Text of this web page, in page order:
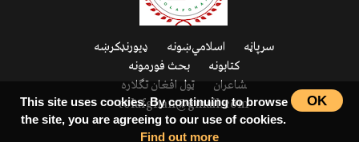
سرپاڼه اسلامي‌ښونه
ډیورنډ‌کرښه
کتابونه
بحث فورمونه
شاعران
ټول افغان تګلاره
tolafghan@gmail.com
OK
This site uses cookies. By continuing to browse
the site, you are agreeing to our use of cookies.
Find out more